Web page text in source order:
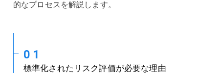
的なプロセスを解説します。
01
標準化されたリスク評価が必要な理由